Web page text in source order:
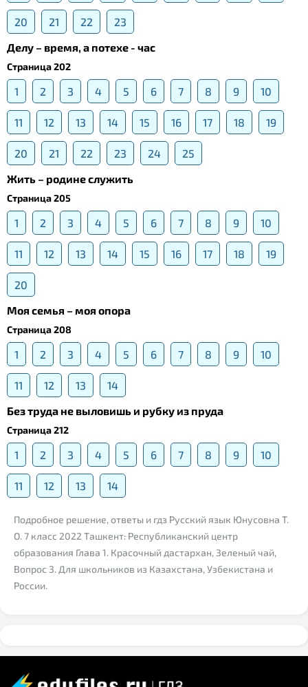
20 21 22
23
Делу – время, а потехе - час
Страница 202
1 2 3 4 5 6 7 8 9 10
11 12 13 14 15 16 17 18 19
20 21 22 23 24
25
Жить – родине служить
Страница 205
1 2 3 4 5 6 7 8 9 10
11 12 13 14 15 16 17 18 19
20
Моя семья – моя опора
Страница 208
1 2 3 4 5 6 7 8 9 10
11 12 13
14
Без труда не выловишь и рубку из пруда
Страница 212
1 2 3 4 5 6 7 8 9 10
11 12 13 14
Подробное решение, ответы и гдз Русский язык Юнусовна Т.
О. 7 класс 2022 Ташкент: Республиканский центр
образования Глава 1. Красочный дастархан, Зеленый чай,
Вопрос 3. Для школьников из Казахстана, Узбекистана и
России.